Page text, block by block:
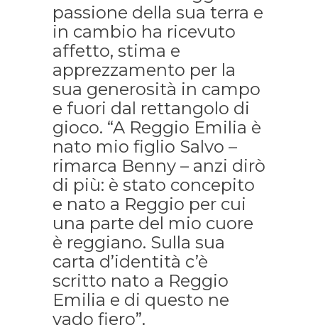
passione della sua terra e
in cambio ha ricevuto
affetto, stima e
apprezzamento per la
sua generosità in campo
e fuori dal rettangolo di
gioco. “A Reggio Emilia è
nato mio figlio Salvo –
rimarca Benny – anzi dirò
di più: è stato concepito
e nato a Reggio per cui
una parte del mio cuore
è reggiano. Sulla sua
carta d’identità c’è
scritto nato a Reggio
Emilia e di questo ne
vado fiero”.